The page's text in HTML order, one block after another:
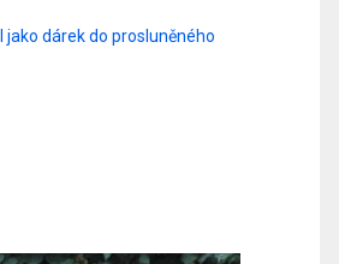
jako dárek do prosluněného